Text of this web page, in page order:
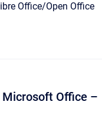
Office/Open Office
Office –